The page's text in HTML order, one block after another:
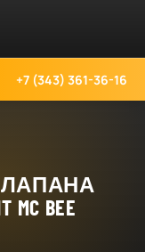
+7 (343) 361-36-16
BEE